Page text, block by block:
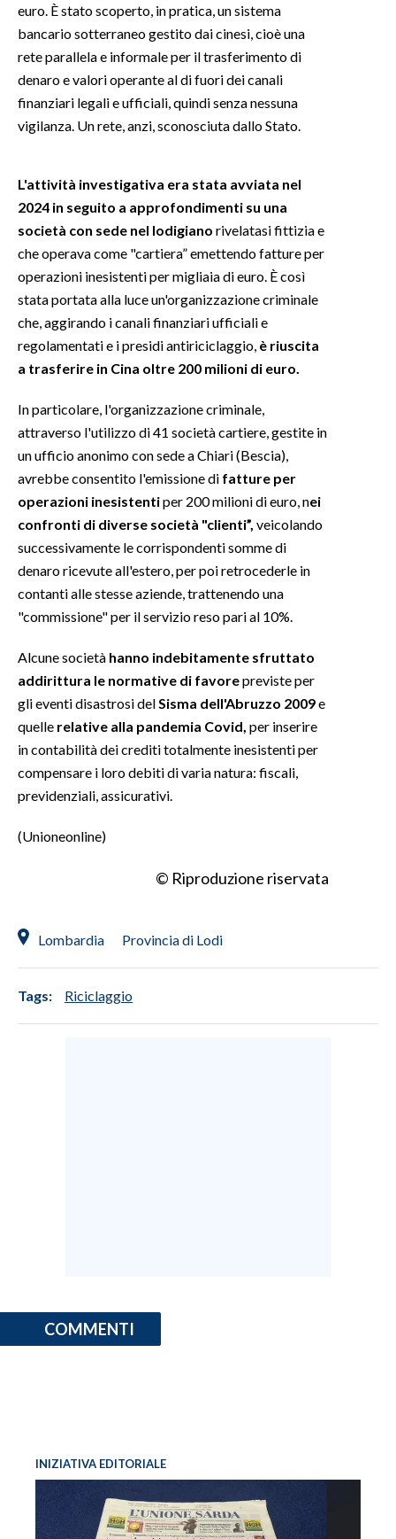
GOSSIP
SALUTE
NOTIZIE
EVENTI
#CARAUNIONE
3 MINUTI CON
INSULARITÀ
ABBONATI
ANNUNCI
PUBBLICITÀ
SPIAGGE
STORE
euro. È stato scoperto, in pratica, un sistema
bancario sotterraneo gestito dai cinesi, cioè una
rete parallela e informale per il trasferimento di
denaro e valori operante al di fuori dei canali
finanziari legali e ufficiali, quindi senza nessuna
vigilanza. Un rete, anzi, sconosciuta dallo Stato.
L'attività investigativa era stata avviata nel
2024 in seguito a approfondimenti su una
società con sede nel lodigiano rivelatasi fittizia e
che operava come "cartiera” emettendo fatture per
operazioni inesistenti per migliaia di euro. È così
stata portata alla luce un'organizzazione criminale
che, aggirando i canali finanziari ufficiali e
regolamentati e i presidi antiriciclaggio, è riuscita
a trasferire in Cina oltre 200 milioni di euro.
In particolare, l'organizzazione criminale,
attraverso l'utilizzo di 41 società cartiere, gestite in
un ufficio anonimo con sede a Chiari (Bescia),
avrebbe consentito l'emissione di fatture per
operazioni inesistentiper 200 milioni di euro, nei
confronti di diverse società "clienti”, veicolando
successivamente le corrispondenti somme di
denaro ricevute all'estero, per poi retrocederle in
contanti alle stesse aziende, trattenendo una
"commissione" per il servizio reso pari al 10%.
Alcune società hanno indebitamente sfruttato
addirittura le normative di favorepreviste per
gli eventi disastrosi del Sisma dell'Abruzzo 2009e
quelle relative alla pandemia Covid, per inserire
in contabilità dei crediti totalmente inesistenti per
compensare i loro debiti di varia natura: fiscali,
previdenziali, assicurativi.
(Unioneonline)
© Riproduzione riservata
Lombardia Provincia di Lodi
Tags: Riciclaggio
COMMENTI
INIZIATIVA EDITORIALE